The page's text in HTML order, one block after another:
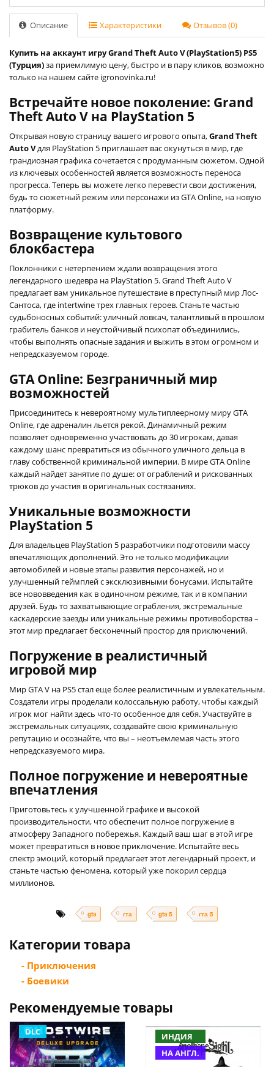
Описание Характеристики Отзывов (0)
Купить на аккаунт игру Grand Theft Auto V (PlayStation5) PS5
(Турция)за приемлимую цену, быстро и в пару кликов, возможно
только на нашем сайте igronovinka.ru!
Встречайте новое поколение: Grand
Theft Auto V на PlayStation 5
Открывая новую страницу вашего игрового опыта,Grand Theft
Auto Vдля PlayStation 5 приглашает вас окунуться в мир, где
грандиозная графика сочетается с продуманным сюжетом. Одной
из ключевых особенностей является возможность переноса
прогресса. Теперь вы можете легко перевести свои достижения,
будь то сюжетный режим или персонажи из GTA Online, на новую
платформу.
Возвращение культового
блокбастера
Поклонники с нетерпением ждали возвращения этого
легендарного шедевра на PlayStation 5. Grand Theft Auto V
предлагает вам уникальное путешествие в преступный мир Лос-
Сантоса, где intertwine трех главных героев. Станьте частью
судьбоносных событий: уличный ловкач, талантливый в прошлом
грабитель банков и неустойчивый психопат объединились,
чтобы выполнять опасные задания и выжить в этом огромном и
непредсказуемом городе.
GTA Online: Безграничный мир
возможностей
Присоединитесь к невероятному мультиплеерному миру GTA
Online, где адреналин льется рекой. Динамичный режим
позволяет одновременно участвовать до 30 игрокам, давая
каждому шанс превратиться из обычного уличного дельца в
главу собственной криминальной империи. В мире GTA Online
каждый найдет занятие по душе: от ограблений и рискованных
трюков до участия в оригинальных состязаниях.
Уникальные возможности
PlayStation 5
Для владельцев PlayStation 5 разработчики подготовили массу
впечатляющих дополнений. Это не только модификации
автомобилей и новые этапы развития персонажей, но и
улучшенный геймплей с эксклюзивными бонусами. Испытайте
все нововведения как в одиночном режиме, так и в компании
друзей. Будь то захватывающие ограбления, экстремальные
каскадерские заезды или уникальные режимы противоборства –
этот мир предлагает бесконечный простор для приключений.
Погружение в реалистичный
игровой мир
Мир GTA V на PS5 стал еще более реалистичным и увлекательным.
Создатели игры проделали колоссальную работу, чтобы каждый
игрок мог найти здесь что-то особенное для себя. Участвуйте в
экстремальных ситуациях, создавайте свою криминальную
репутацию и осознайте, что вы – неотъемлемая часть этого
непредсказуемого мира.
Полное погружение и невероятные
впечатления
Приготовьтесь к улучшенной графике и высокой
производительности, что обеспечит полное погружение в
атмосферу Западного побережья. Каждый ваш шаг в этой игре
может превратиться в новое приключение. Испытайте весь
спектр эмоций, который предлагает этот легендарный проект, и
станьте частью феномена, который уже покорил сердца
миллионов.
gta гта gta 5 гта 5
Категории товара
- Приключения
- Боевики
Рекомендуемые товары
DLC
ИНДИЯ
НА АНГЛ.